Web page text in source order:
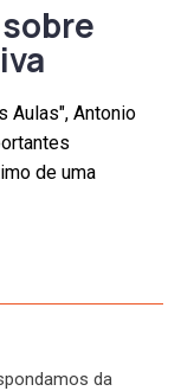
Aulas", Antonio
de uma
da